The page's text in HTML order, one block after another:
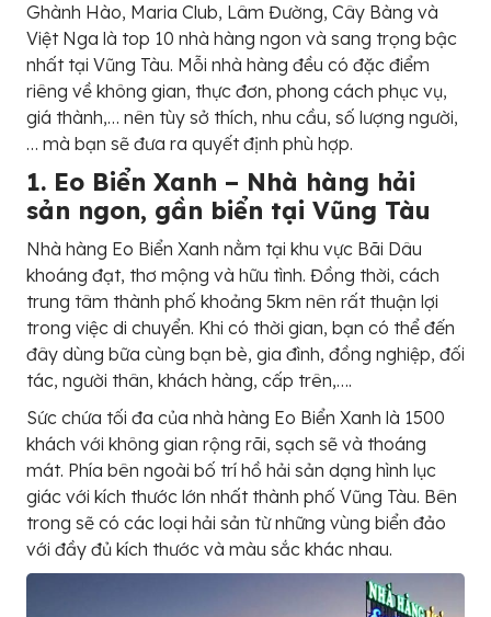
Ghành Hào, Maria Club, Lâm Đường, Cây Bàng và
Việt Nga là top 10 nhà hàng ngon và sang trọng bậc
nhất tại Vũng Tàu. Mỗi nhà hàng đều có đặc điểm
riêng về không gian, thực đơn, phong cách phục vụ,
giá thành,… nên tùy sở thích, nhu cầu, số lượng người,
… mà bạn sẽ đưa ra quyết định phù hợp.
1. Eo Biển Xanh – Nhà hàng hải
sản ngon, gần biển tại Vũng Tàu
Nhà hàng Eo Biển Xanh nằm tại khu vực Bãi Dâu
khoáng đạt, thơ mộng và hữu tình. Đồng thời, cách
trung tâm thành phố khoảng 5km nên rất thuận lợi
trong việc di chuyển. Khi có thời gian, bạn có thể đến
đây dùng bữa cùng bạn bè, gia đình, đồng nghiệp, đối
tác, người thân, khách hàng, cấp trên,….
Sức chứa tối đa của nhà hàng Eo Biển Xanh là 1500
khách với không gian rộng rãi, sạch sẽ và thoáng
mát. Phía bên ngoài bố trí hồ hải sản dạng hình lục
giác với kích thước lớn nhất thành phố Vũng Tàu. Bên
trong sẽ có các loại hải sản từ những vùng biển đảo
với đầy đủ kích thước và màu sắc khác nhau.